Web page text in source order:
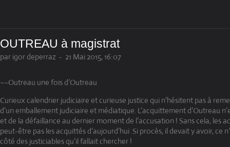
OUTREAU à magistrat
par igor deperraz - 21 Mai 2015, 16:07
~~Outreau une fois d’Outreau
Curieux calendrier judiciaire et curieuse justice qui n’hésitent pas à
d’un emballement judiciaire et médiatique. L’acquittement d’Outreau
et de la défaillance au dernier moment de l’accusation ! Sans cela, les
peut-être pas les acquittés d’aujourd’hui .Si procès, il devait y avoir, ce
côté des justiciables qu’il fallait chercher !